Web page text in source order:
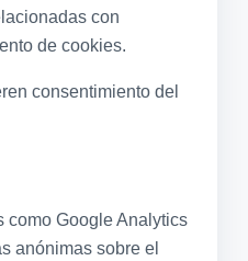
con
de cookies.
consentimiento del
como Google Analytics
anónimas sobre el